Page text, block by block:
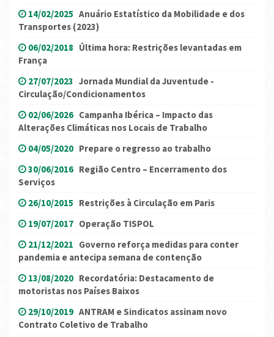
14/02/2025 Anuário Estatístico da Mobilidade e dos
Transportes (2023)
06/02/2018 Última hora: Restrições levantadas em
França
27/07/2023 Jornada Mundial da Juventude -
Circulação/Condicionamentos
02/06/2026 Campanha Ibérica – Impacto das
Alterações Climáticas nos Locais de Trabalho
04/05/2020 Prepare o regresso ao trabalho
30/06/2016 Região Centro – Encerramento dos
Serviços
26/10/2015 Restrições à Circulação em Paris
19/07/2017 Operação TISPOL
21/12/2021 Governo reforça medidas para conter
pandemia e antecipa semana de contenção
13/08/2020 Recordatória: Destacamento de
motoristas nos Países Baixos
29/10/2019 ANTRAM e Sindicatos assinam novo
Contrato Coletivo de Trabalho